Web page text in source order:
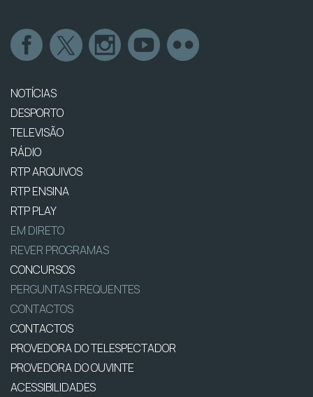
NOTÍCIAS
DESPORTO
TELEVISÃO
RÁDIO
RTP ARQUIVOS
RTP ENSINA
RTP PLAY
EM DIRETO
REVER PROGRAMAS
CONCURSOS
PERGUNTAS FREQUENTES
CONTACTOS
CONTACTOS
PROVEDORA DO TELESPECTADOR
PROVEDORA DO OUVINTE
ACESSIBILIDADES